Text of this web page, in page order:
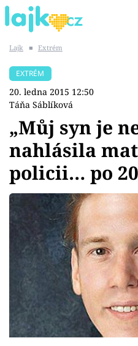
SHOPAHOLICADEL
Témata
Showbyznys
Youtubeři
Virály
Sex a vztahy
Videa
Sledujte prima+
Lajk ■ Extrém
EXTRÉM
20. ledna 2015 12:50
Táňa Sáblíková
„Můj syn je
nahlásila
policii… po